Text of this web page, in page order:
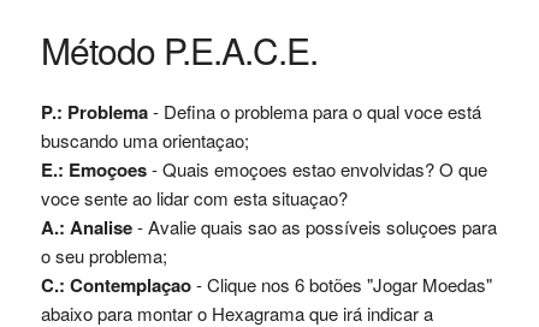
Método P.E.A.C.E.
P.: Problema- Defina o problema para o qual voce está
buscando uma orientaçao;
E.: Emoçoes- Quais emoçoes estao envolvidas? O que
voce sente ao lidar com esta situaçao?
A.: Analise- Avalie quais sao as possíveis soluçoes para
o seu problema;
C.: Contemplaçao- Clique nos 6 botões "Jogar Moedas"
abaixo para montar o Hexagrama que irá indicar a